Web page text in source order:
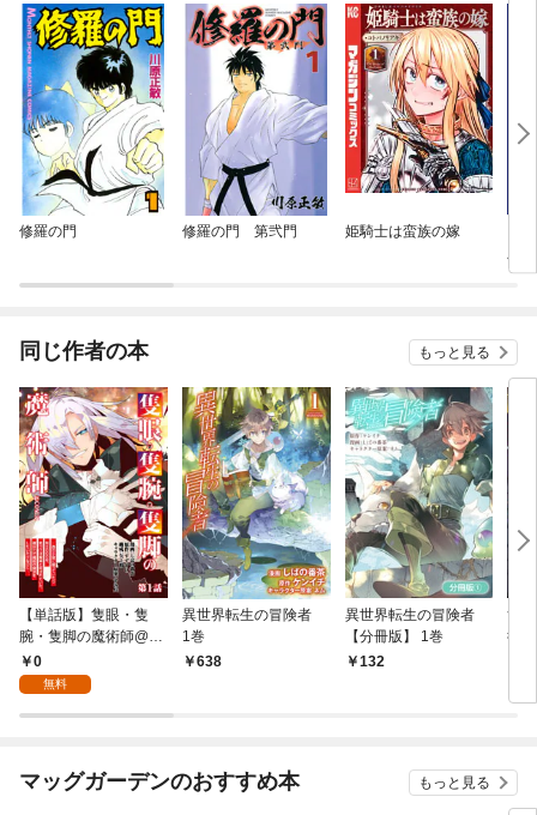
修羅の門 修羅の門 第弐門 姫騎士は蛮族の嫁
版】
同じ作者の本 もっと見る
【単話版】隻眼・隻
腕・隻脚の魔術師@C
OMIC 第1話 ～森の小
屋に籠っていたら早20
呼ばれていた。僕はた
0
無料
異世界転生の冒険者
1巻
638
異世界転生の冒険者
【分冊版】 1巻
132
隻
術
ば
～
マッグガーデンのおすすめ本 もっと見る